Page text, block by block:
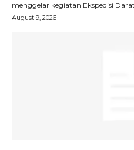
menggelar kegiatan Ekspedisi
August 9, 2026